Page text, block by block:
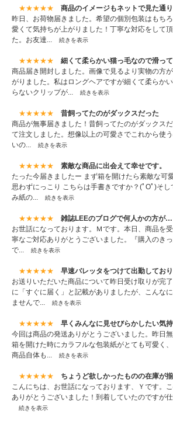
★★★★★
商品のイメージもネットで見た通り
昨日、お荷物届きました。希望の個別包装はもち
愛くて気持ちが上がりました！丁寧な対応をして
た。お友達...
続きを表示
★★★★★
細くて柔らかい猫っ毛なので滑っ
商品届き開封しました。画像で見るより実物の方
がりました。私はロングヘアですが細くて柔らか
らないクリップが...
続きを表示
★★★★★
昔飼ってたのがダックスだった
商品が無事届きました！昔飼ってたのがダックス
て注文しました。想像以上の可愛さでこれから使
いの...
続きを表示
★★★★★
素敵な商品に出会えて幸せです。
たった今届きましたー まず箱を開けたら素敵な可
思わずにっこり こちらは手書きですか？(ﾟOﾟ)そ
み紙の...
続きを表示
★★★★★
雑誌LEEのブログで何人かの方が…
お世話になっております。Ｍです。本日、商品を
寧なご対応ありがとうございました。『購入のき
で...
続きを表示
★★★★★
早速バレッタをつけて出勤しており
お送りいただいた商品について昨日受け取りが完
に「すぐに届く」と記載がありましたが、こんな
ませんで...
続きを表示
★★★★★
早くみんなに見せびらかしたい気
今回は商品の発送ありがとうございました。昨日
箱を開けた時にカラフルな包装紙がとても可愛く
商品自体も...
続きを表示
★★★★★
ちょうど欲しかったものの在庫が
こんにちは、お世話になっております、Ｙです。
ありがとうございました！到着していたのですが
続きを表示